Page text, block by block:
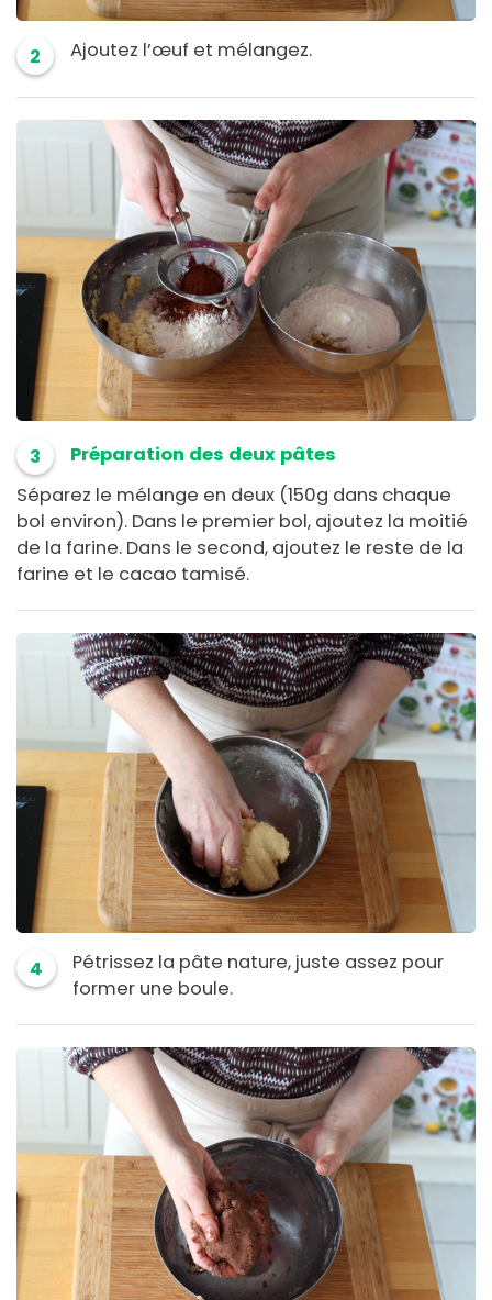
2 Ajoutez l’œuf et mélangez.
3
Préparation des deux pâtes
Séparez le mélange en deux (150g dans chaque
bol environ). Dans le premier bol, ajoutez la moitié
de la farine. Dans le second, ajoutez le reste de la
farine et le cacao tamisé.
4
Pétrissez la pâte nature, juste assez pour
former une boule.